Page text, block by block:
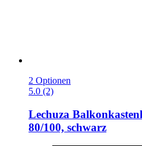
2 Optionen
5.0 (2)
Lechuza
80/100, schwarz